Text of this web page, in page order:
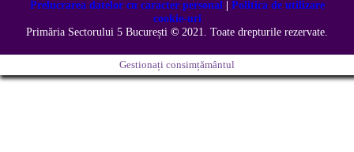
Prelucrarea datelor cu caracter personal| Politica de utilizare
cookie-uri
Primăria Sectorului 5 București ©️ 2021. Toate drepturile rezervate.
Gestionați consimțământul